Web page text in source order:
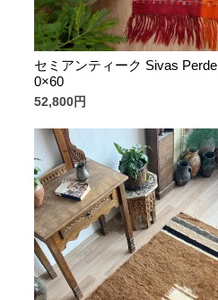
セミアンティーク Sivas
0×60
52,800円